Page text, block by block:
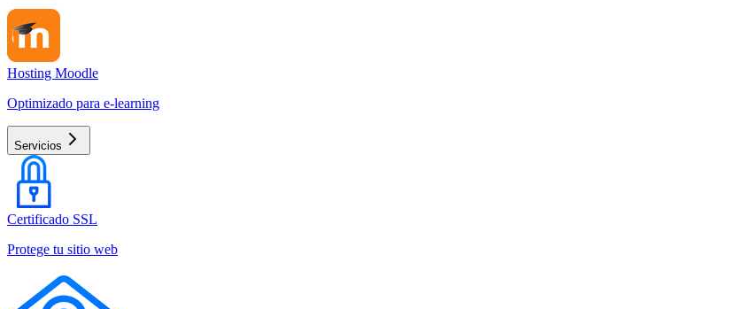
Hosting Moodle
Optimizado para e-learning
Servicios
Certificado SSL
Protege tu sitio web